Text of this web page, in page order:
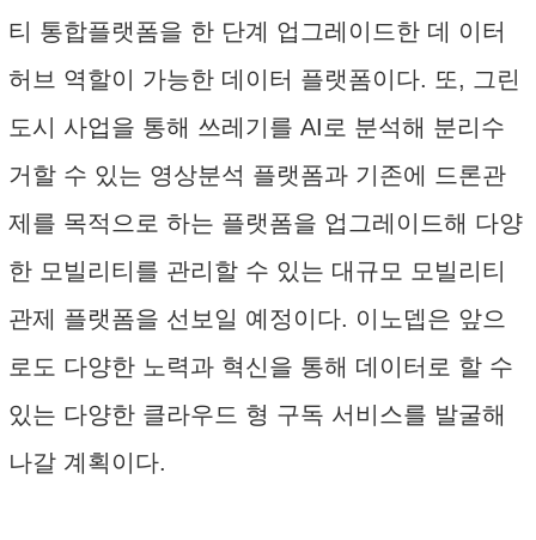
티 통합플랫폼을 한 단계 업그레이드한 데 이터
허브 역할이 가능한 데이터 플랫폼이다. 또, 그린
도시 사업을 통해 쓰레기를 AI로 분석해 분리수
거할 수 있는 영상분석 플랫폼과 기존에 드론관
제를 목적으로 하는 플랫폼을 업그레이드해 다양
한 모빌리티를 관리할 수 있는 대규모 모빌리티
관제 플랫폼을 선보일 예정이다. 이노뎁은 앞으
로도 다양한 노력과 혁신을 통해 데이터로 할 수
있는 다양한 클라우드 형 구독 서비스를 발굴해
나갈 계획이다.